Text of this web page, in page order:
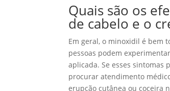
Quais são os
de cabelo e o
Em geral, o minoxidil é bem
pessoas podem
aplicada. Se esses
procurar atendimento
erupção cutânea ou coceira